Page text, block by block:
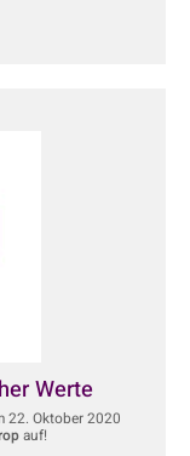
Werte
22. Oktober 2020
auf!